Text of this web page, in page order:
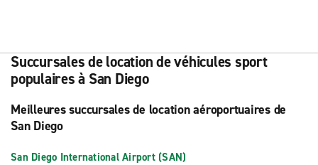
Succursales de location de véhicules sport
populaires à San Diego
Meilleures succursales de location aéroportuaires de
San Diego
San Diego International Airport (SAN)